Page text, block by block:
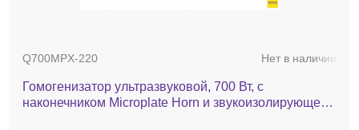
Q700MPX-220 Нет в наличии
Гомогенизатор ультразвуковой, 700 Вт, с
наконечником Microplate Horn и звукоизолирующей